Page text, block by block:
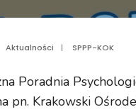
Aktualności | SPPP-KOK
Poradnia
pn. Krakowski